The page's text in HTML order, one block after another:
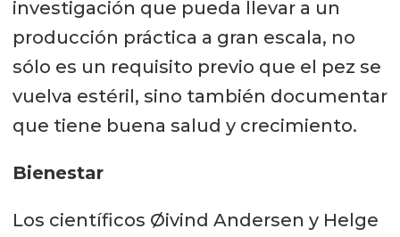
investigación que pueda llevar a un
producción práctica a gran escala, no
sólo es un requisito previo que el pez se
vuelva estéril, sino también documentar
que tiene buena salud y crecimiento.
Bienestar
Los científicos Øivind Andersen y Helge